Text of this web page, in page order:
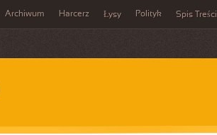
Archiwum Harcerz Łysy Polityk Spis Treści